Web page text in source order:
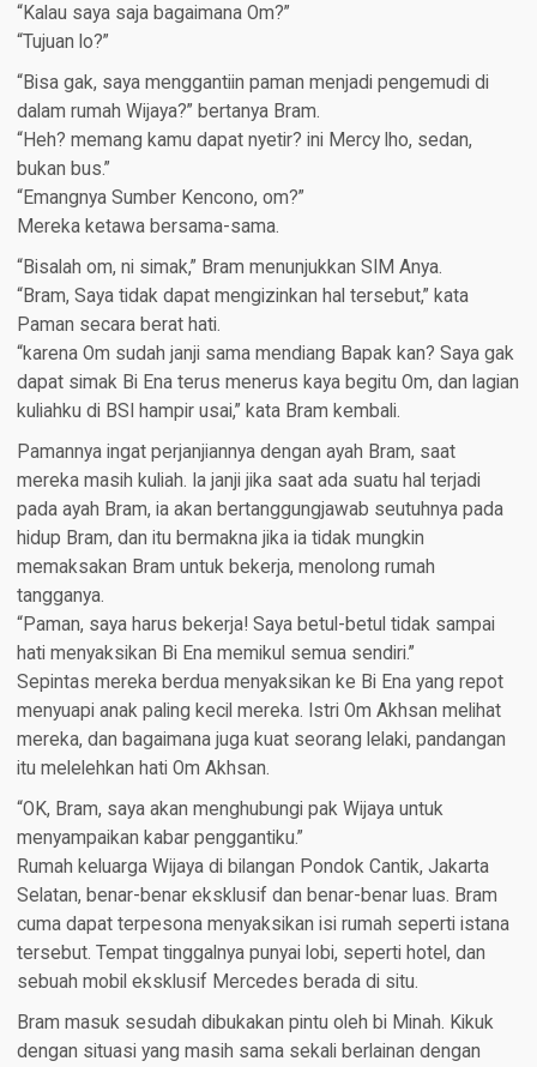
“Kalau saya saja bagaimana Om?”
“Tujuan lo?”
“Bisa gak, saya menggantiin paman menjadi pengemudi di
dalam rumah Wijaya?” bertanya Bram.
“Heh? memang kamu dapat nyetir? ini Mercy lho, sedan,
bukan bus.”
“Emangnya Sumber Kencono, om?”
Mereka ketawa bersama-sama.
“Bisalah om, ni simak,” Bram menunjukkan SIM Anya.
“Bram, Saya tidak dapat mengizinkan hal tersebut,” kata
Paman secara berat hati.
“karena Om sudah janji sama mendiang Bapak kan? Saya gak
dapat simak Bi Ena terus menerus kaya begitu Om, dan lagian
kuliahku di BSI hampir usai,” kata Bram kembali.
Pamannya ingat perjanjiannya dengan ayah Bram, saat
mereka masih kuliah. Ia janji jika saat ada suatu hal terjadi
pada ayah Bram, ia akan bertanggungjawab seutuhnya pada
hidup Bram, dan itu bermakna jika ia tidak mungkin
memaksakan Bram untuk bekerja, menolong rumah
tangganya.
“Paman, saya harus bekerja! Saya betul-betul tidak sampai
hati menyaksikan Bi Ena memikul semua sendiri.”
Sepintas mereka berdua menyaksikan ke Bi Ena yang repot
menyuapi anak paling kecil mereka. Istri Om Akhsan melihat
mereka, dan bagaimana juga kuat seorang lelaki, pandangan
itu melelehkan hati Om Akhsan.
“OK, Bram, saya akan menghubungi pak Wijaya untuk
menyampaikan kabar penggantiku.”
Rumah keluarga Wijaya di bilangan Pondok Cantik, Jakarta
Selatan, benar-benar eksklusif dan benar-benar luas. Bram
cuma dapat terpesona menyaksikan isi rumah seperti istana
tersebut. Tempat tinggalnya punyai lobi, seperti hotel, dan
sebuah mobil eksklusif Mercedes berada di situ.
Bram masuk sesudah dibukakan pintu oleh bi Minah. Kikuk
dengan situasi yang masih sama sekali berlainan dengan